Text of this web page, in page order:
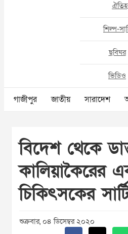
শিল্প-
ছবিঘর
ভিডিও
গাজীপুর জাতীয় সারাদেশ
বিদেশ থেকে
কালিয়াকৈরের
চিকিৎসকের
শুক্রবার, ০৪ ডিসেম্বর ২০২০